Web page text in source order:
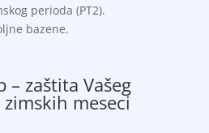
perioda (PT2).
bazene.
– zaštita Vašeg
meseci